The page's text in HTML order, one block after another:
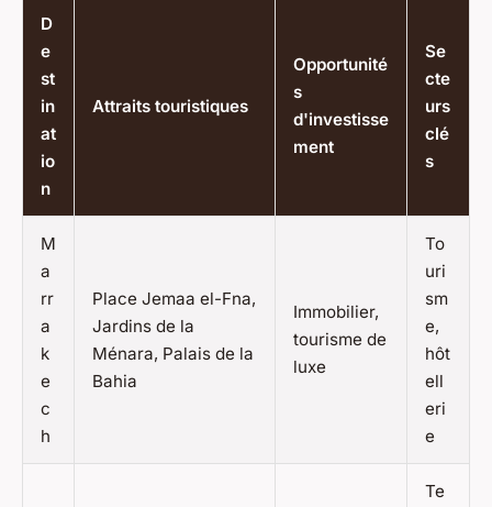
D
e
st
in
at
io
n
Attraits touristiques
Opportunité
s
d'investisse
ment
Se
cte
urs
clé
s
M
a
rr
a
k
e
c
h
Place Jemaa el-Fna,
Jardins de la
Ménara, Palais de la
Bahia
Immobilier,
tourisme de
luxe
To
uri
sm
e,
hôt
ell
eri
e
Te